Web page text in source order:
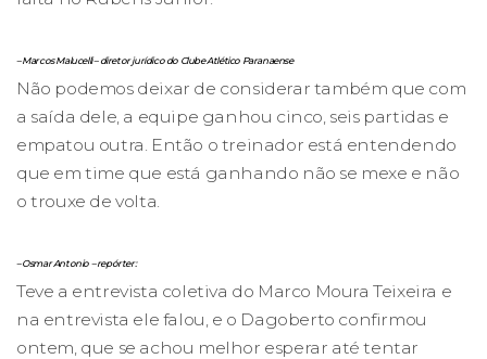
– Marcos Malucelli – diretor jurídico do Clube Atlético Paranaense
Não podemos deixar de considerar também que com
a saída dele, a equipe ganhou cinco, seis partidas e
empatou outra. Então o treinador está entendendo
que em time que está ganhando não se mexe e não
o trouxe de volta.
– Osmar Antonio – repórter:
Teve a entrevista coletiva do Marco Moura Teixeira e
na entrevista ele falou, e o Dagoberto confirmou
ontem, que se achou melhor esperar até tentar